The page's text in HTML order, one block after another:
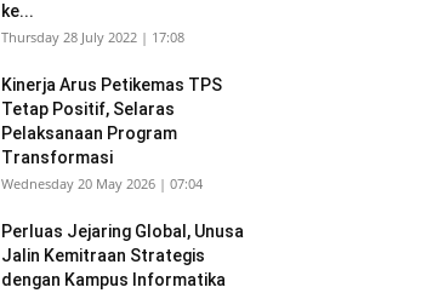
ke...
Thursday 28 July 2022 | 17:08
Kinerja Arus Petikemas TPS
Tetap Positif, Selaras
Pelaksanaan Program
Transformasi
Wednesday 20 May 2026 | 07:04
Perluas Jejaring Global, Unusa
Jalin Kemitraan Strategis
dengan Kampus Informatika